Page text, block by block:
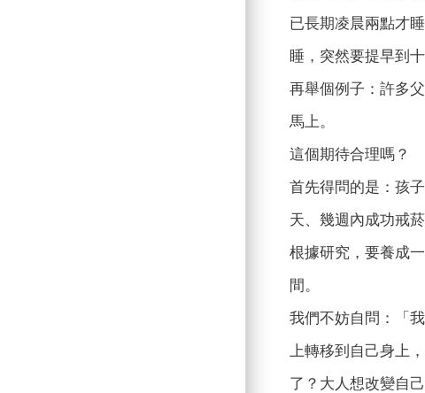
已長期凌晨兩點才
睡，突然要提早到
再舉個例子：許多
馬上。
這個期待合理嗎？
首先得問的是：孩
天、幾週內成功戒
根據研究，要養成
間。
我們不妨自問：「
上轉移到自己身上
了？大人想改變自